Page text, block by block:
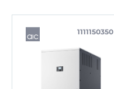
1111150350